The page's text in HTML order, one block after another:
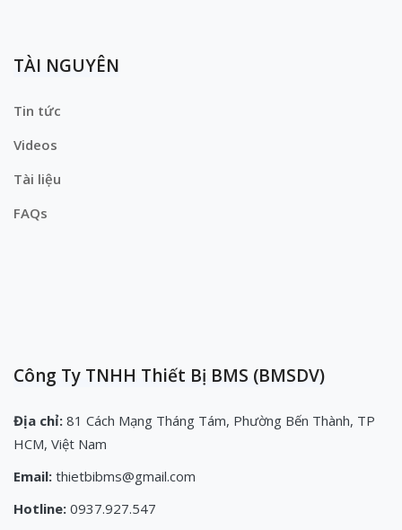
TÀI NGUYÊN
Tin tức
Videos
Tài liệu
FAQs
Công Ty TNHH Thiết Bị BMS (BMSDV)
Địa chỉ: 81 Cách Mạng Tháng Tám, Phường Bến Thành, TP
HCM, Việt Nam
Email: thietbibms@gmail.com
Hotline: 0937.927.547